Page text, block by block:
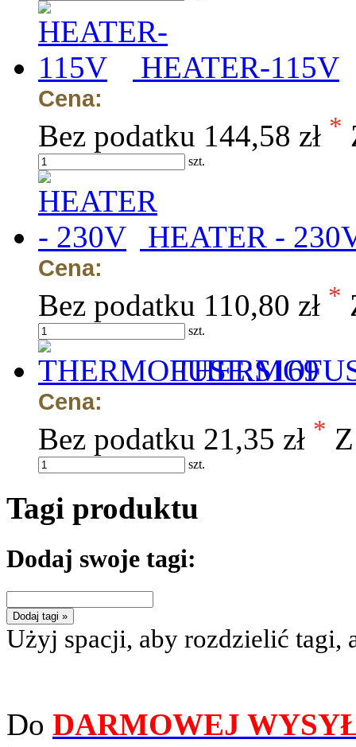
HEATER-115V
Cena:
Bez podatku 144,58 zł *
szt.
HEATER -
Cena:
Bez podatku 110,80 zł *
szt.
Cena:
Bez podatku 21,35 zł *
szt.
Tagi produktu
Dodaj swoje tagi:
Dodaj tagi »
Użyj spacji, aby rozdzielić tagi,
Do DARMOWEJ